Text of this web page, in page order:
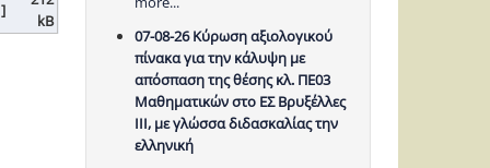
kB
07-08-26 Κύρωση αξιολογικού
πίνακα για την κάλυψη με
απόσπαση της θέσης κλ. ΠΕ03
Μαθηματικών στο ΕΣ Βρυξέλλες
ΙΙΙ, με γλώσσα διδασκαλίας την
ελληνική